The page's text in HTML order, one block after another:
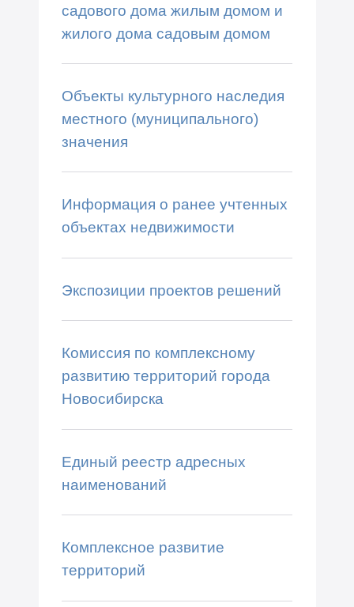
садового дома жилым домом и
жилого дома садовым домом
Объекты культурного наследия
местного (муниципального)
значения
Информация о ранее учтенных
объектах недвижимости
Экспозиции проектов решений
Комиссия по комплексному
развитию территорий города
Новосибирска
Единый реестр адресных
наименований
Комплексное развитие
территорий